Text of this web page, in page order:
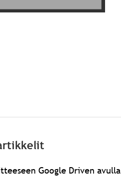
Google Driven avulla